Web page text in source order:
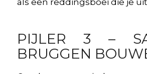
als een reddingsboei die je
PIJLER 3 –
BRUGGEN